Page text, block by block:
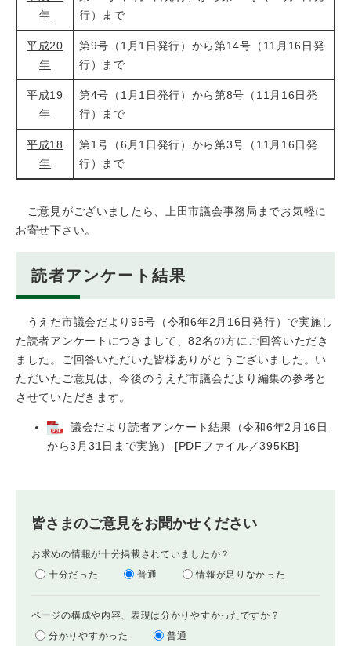
年
行）まで
平成20
年
第9号（1月1日発行）から第14号（11月16日発
行）まで
平成19
年
第4号（1月1日発行）から第8号（11月16日発
行）まで
平成18
年
第1号（6月1日発行）から第3号（11月16日発
行）まで
ご意見がございましたら、上田市議会事務局までお気軽に
お寄せ下さい。
読者アンケート結果
うえだ市議会だより95号（令和6年2月16日発行）で実施し
た読者アンケートにつきまして、82名の方にご回答いただき
ました。ご回答いただいた皆様ありがとうございました。い
ただいたご意見は、今後のうえだ市議会だより編集の参考と
させていただきます。
議会だより読者アンケート結果（令和6年2月16日
から3月31日まで実施） [PDFファイル／395KB]
皆さまのご意見をお聞かせください
お求めの情報が十分掲載されていましたか？
十分だった
普通 情報が足りなかった
ページの構成や内容、表現は分かりやすかったですか？
分かりやすかった
普通